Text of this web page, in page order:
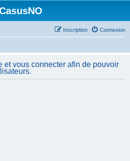
Connexion
Inscription
et vous connecter afin de pouvoir